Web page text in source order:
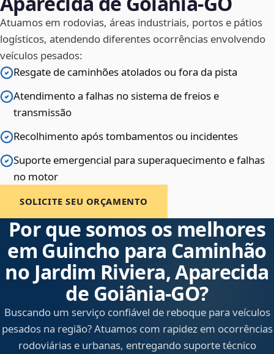
Atuamos em rodovias, áreas industriais, portos e pátios
logísticos, atendendo diferentes ocorrências envolvendo
veículos pesados:
Resgate de caminhões atolados ou fora da pista
Atendimento a falhas no sistema de freios e
transmissão
Recolhimento após tombamentos ou incidentes
Suporte emergencial para superaquecimento e falhas
no motor
SOLICITE SEU ORÇAMENTO
Por que somos os melhores
em Guincho para Caminhão
no Jardim Riviera, Aparecida
de Goiânia‑GO?
Buscando um serviço confiável de reboque para veículos
pesados na região? Atuamos com rapidez em ocorrências
rodoviárias e urbanas, entregando suporte técnico